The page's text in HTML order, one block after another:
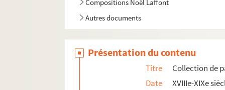
Compositions Noël Laffont
Autres documents
Présentation du contenu
Titre
Collection de
Date
XVIIIe-XIXe